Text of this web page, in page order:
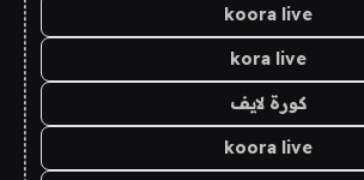
koora live
kora live
كورة لايف
koora live